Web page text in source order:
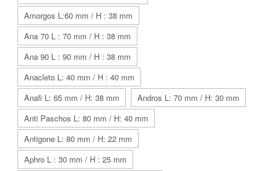
Amorgos L:60 mm / H : 38 mm
Ana 70 L : 70 mm / H : 38 mm
Ana 90 L : 90 mm / H : 38 mm
Anacleto L: 40 mm / H : 40 mm
Anafi L: 65 mm / H: 38 mm
Andros L: 70 mm / H: 30 mm
Anti Paschos L: 80 mm / H: 40 mm
Antigone L: 80 mm / H: 22 mm
Aphro L : 30 mm / H : 25 mm